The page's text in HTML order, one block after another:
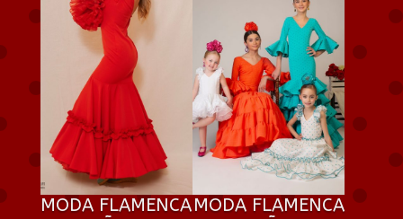
MODA FLAMENCAMODA FLAMENCA